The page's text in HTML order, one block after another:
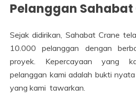
Pelanggan Sahabat
Sejak didirikan, Sahabat Crane
10.000 pelanggan dengan
proyek. Kepercayaan yang
pelanggan kami adalah bukti
yang kami tawarkan.